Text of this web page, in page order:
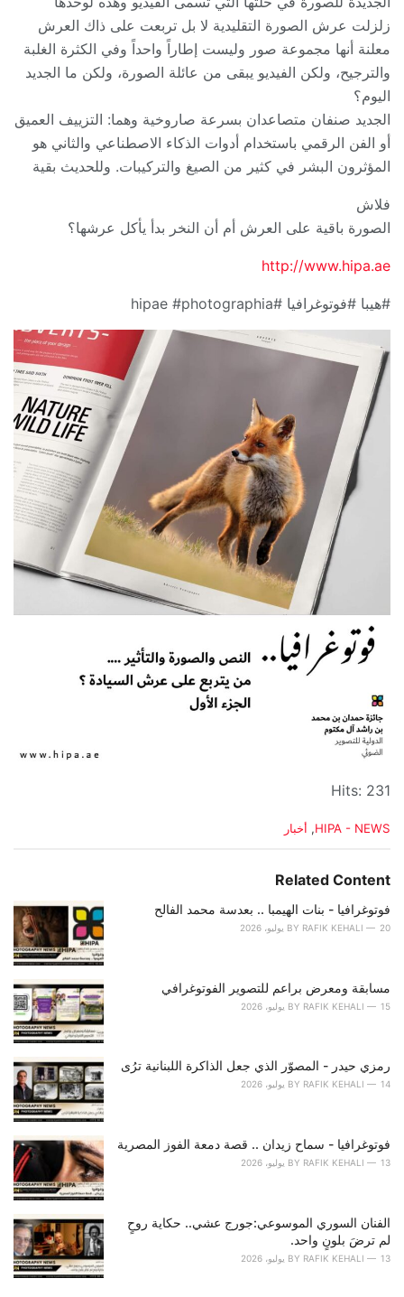
زلزلت عرش الصورة التقليدية لا بل تربعت على ذاك العرش
معلنة أنها مجموعة صور وليست إطاراً واحداً وفي الكثرة الغلبة
والترجيح، ولكن الفيديو يبقى من عائلة الصورة، ولكن ما الجديد
اليوم؟
الجديد صنفان متصاعدان بسرعة صاروخية وهما: التزييف العميق
أو الفن الرقمي باستخدام أدوات الذكاء الاصطناعي والثاني هو
المؤثرون البشر في كثير من الصيغ والتركيبات. وللحديث بقية
فلاش
الصورة باقية على العرش أم أن النخر بدأ يأكل عرشها؟
http://www.hipa.ae
#هيبا #فوتوغرافيا #hipae #photographia
Hits: 231
C
e
o
r
:
HIPA - NEWS
, أخبار
Related Content
فوتوغرافيا - بنات الهيمبا .. بعدسة محمد الفالح
BY RAFIK KEHALI 20 يوليو، 2026
مسابقة ومعرض براعم للتصوير الفوتوغرافي
BY RAFIK KEHALI 15 يوليو، 2026
رمزي حيدر - المصوّر الذي جعل الذاكرة اللبنانية ترُى
BY RAFIK KEHALI 14 يوليو، 2026
فوتوغرافيا - سماح زيدان .. قصة دمعة الفوز المصرية
BY RAFIK KEHALI 13 يوليو، 2026
الفنان السوري الموسوعي:جورج عشي.. حكاية روحٍ
لم ترضَ بلونٍ واحد.
BY RAFIK KEHALI 13 يوليو، 2026